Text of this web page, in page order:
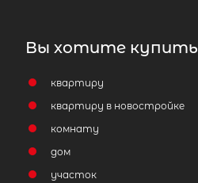
Вы хотите купить
квартиру
квартиру в новостройке
комнату
дом
участок